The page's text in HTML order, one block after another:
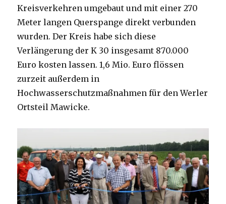
Kreisverkehren umgebaut und mit einer 270
Meter langen Querspange direkt verbunden
wurden. Der Kreis habe sich diese
Verlängerung der K 30 insgesamt 870.000
Euro kosten lassen. 1,6 Mio. Euro flössen
zurzeit außerdem in
Hochwasserschutzmaßnahmen für den Werler
Ortsteil Mawicke.